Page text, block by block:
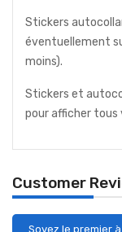
Stickers
éventuellement
moins).
Stickers et
pour afficher tous
Customer
Soyez le premier